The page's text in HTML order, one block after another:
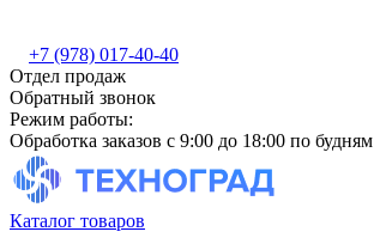
+7 (978) 017-40-40
Отдел продаж
Обратный звонок
Режим работы:
Обработка заказов с 9:00 до 18:00 по будням
Каталог товаров